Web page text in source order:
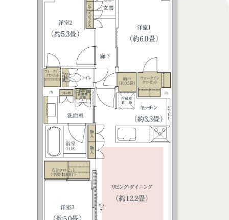
物件の最新情報や、
より詳しい情報が知りたい方はこちら。
物件エントリー
来場予約
お問い合わせは
「クロスアリーナ玉川上水」マンションギャラリー
■営業時間/10:00〜18:00 ■定休日/水・木曜日(祝日を除く)
0120-150-394
© MEITETSU CITY DESIGN CO., LTD.